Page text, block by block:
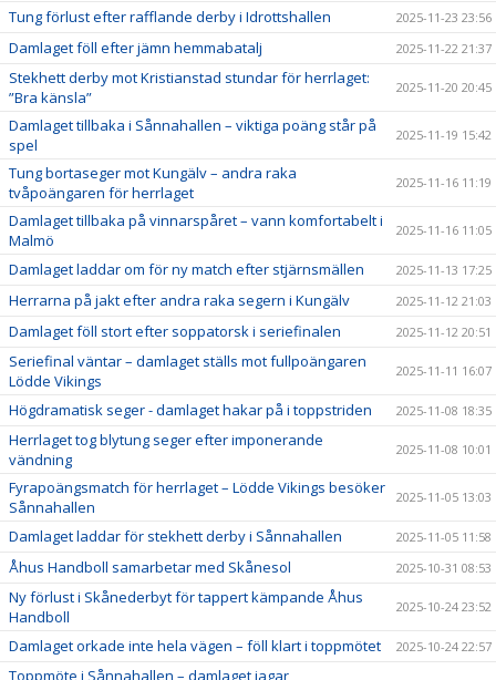
Tung förlust efter rafflande derby i Idrottshallen 2025-11-23 23:56
Damlaget föll efter jämn hemmabatalj 2025-11-22 21:37
Stekhett derby mot Kristianstad stundar för herrlaget:
”Bra känsla”
2025-11-20 20:45
Damlaget tillbaka i Sånnahallen – viktiga poäng står på
spel
2025-11-19 15:42
Tung bortaseger mot Kungälv – andra raka
tvåpoängaren för herrlaget
2025-11-16 11:19
Damlaget tillbaka på vinnarspåret – vann komfortabelt i
Malmö
2025-11-16 11:05
Damlaget laddar om för ny match efter stjärnsmällen 2025-11-13 17:25
Herrarna på jakt efter andra raka segern i Kungälv 2025-11-12 21:03
Damlaget föll stort efter soppatorsk i seriefinalen 2025-11-12 20:51
Seriefinal väntar – damlaget ställs mot fullpoängaren
Lödde Vikings
2025-11-11 16:07
Högdramatisk seger - damlaget hakar på i toppstriden 2025-11-08 18:35
Herrlaget tog blytung seger efter imponerande
vändning
2025-11-08 10:01
Fyrapoängsmatch för herrlaget – Lödde Vikings besöker
Sånnahallen
2025-11-05 13:03
Damlaget laddar för stekhett derby i Sånnahallen 2025-11-05 11:58
Åhus Handboll samarbetar med Skånesol 2025-10-31 08:53
Ny förlust i Skånederbyt för tappert kämpande Åhus
Handboll
2025-10-24 23:52
Damlaget orkade inte hela vägen – föll klart i toppmötet 2025-10-24 22:57
Toppmöte i Sånnahallen – damlaget jagar